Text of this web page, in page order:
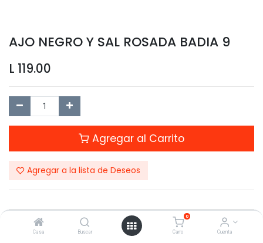
Casa Buscar
0
Carro Cuenta
AJO NEGRO Y SAL ROSADA BADIA 9
L 119.00
Agregar al Carrito
Agregar a la lista de Deseos
Compartir este Producto: